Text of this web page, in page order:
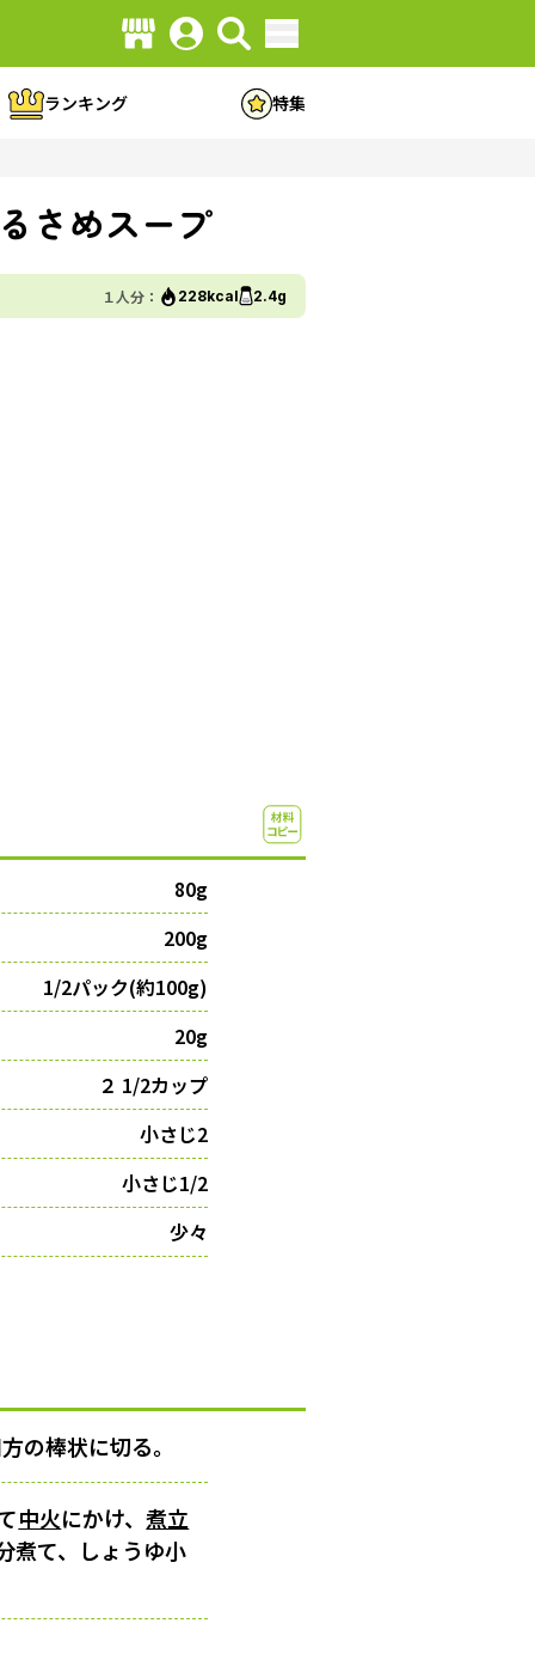
ランキング 特集
さめスープ
１人分： 228kcal 2.4g
80g
200g
1/2パック(約100g)
20g
２ 1/2カップ
小さじ2
小さじ1/2
少々
の棒状に切る。
中火にかけ、煮立
煮て、しょうゆ小